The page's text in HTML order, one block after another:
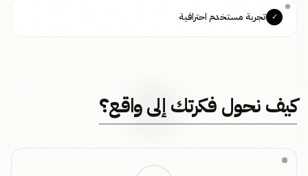
✓ تجربة مستخدم احترافية
كيف نحول فكرتك إلى واقع؟